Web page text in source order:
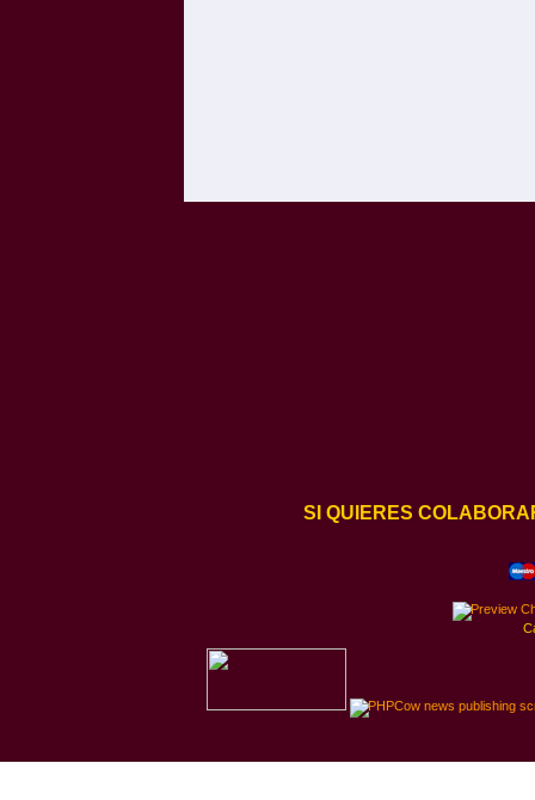
SI QUIERES